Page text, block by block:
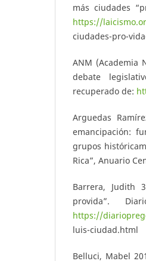
más ciudades
https://
ciudades-pro-
ANM (Academia
debate
recuperado de:
Arguedas
emancipación:
grupos
Rica”, Anuario
Barrera, Judith
provida”.
https://
luis-ciudad.html
Belluci, Mabel